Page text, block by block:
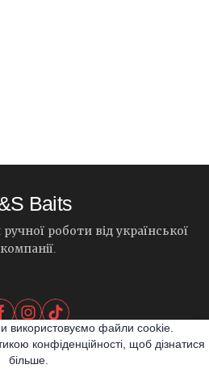
Baits
роботи від української
компанії.
використовуємо файли cookie.
конфіденційності, щоб дізнатися
більше.